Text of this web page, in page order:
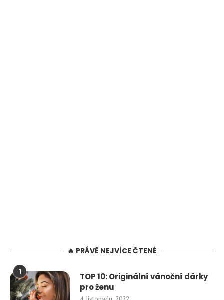
🔥 PRÁVĚ NEJVÍCE ČTENÉ
1
TOP 10: Originální vánoční dárky
pro ženu